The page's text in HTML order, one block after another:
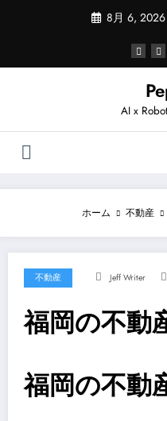
ツ
8月 6, 2026
AI x
ホーム 不動産
不動産 Jeff Writer
福岡の不動
福岡の不動